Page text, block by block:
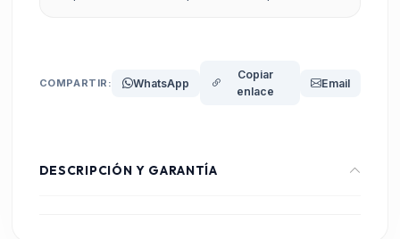
COMPARTIR: WhatsApp
Copiar
enlace
Email
DESCRIPCIÓN Y GARANTÍA